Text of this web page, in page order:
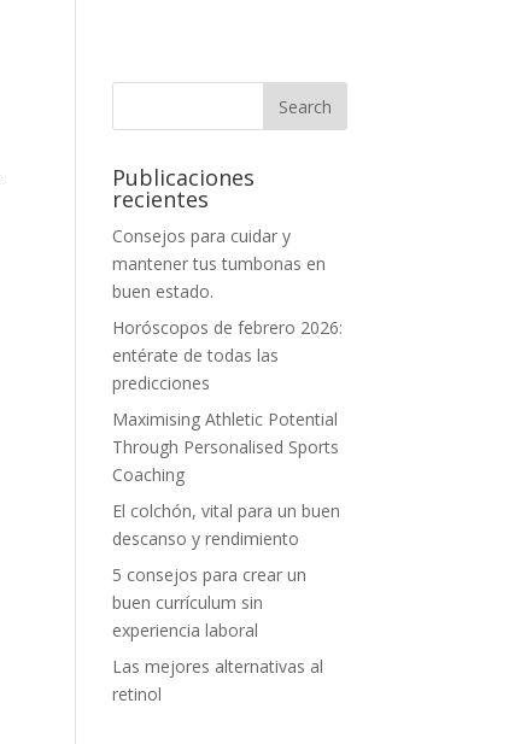
Publicaciones
recientes
Consejos para cuidar y
mantener tus tumbonas en
buen estado.
Horóscopos de febrero 2026:
entérate de todas las
predicciones
Maximising Athletic Potential
Through Personalised Sports
Coaching
El colchón, vital para un buen
descanso y rendimiento
5 consejos para crear un
buen currículum sin
experiencia laboral
Las mejores alternativas al
retinol